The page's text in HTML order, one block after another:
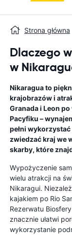
Strona główna
Dlaczego
w
Nikaragua to
krajobrazów i
Granada i Leon
Pacyfiku –
pełni
zwiedzać kraj we
skarby, które
Wypożyczenie
wielu atrakcji na
Nikaragui.
kajakiem po Rio
Rezerwatu
znacznie ułatwi
wykorzystanie